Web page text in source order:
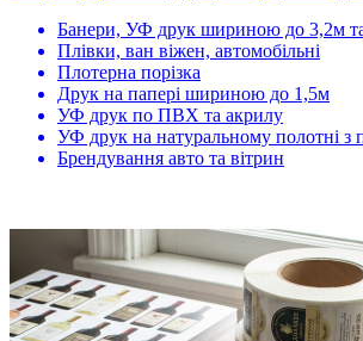
Банери, УФ друк шириною до 3,2м та
Плівки, ван віжен, автомобільні
Плотерна порізка
Друк на папері шириною до 1,5м
УФ друк по ПВХ та акрилу
УФ друк на натуральному полотні з
Брендування авто та вітрин